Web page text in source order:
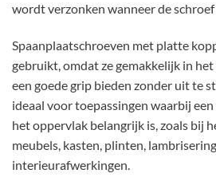
wordt verzonken wanneer de
Spaanplaatschroeven met platte
gebruikt, omdat ze gemakkelijk in
een goede grip bieden zonder uit te
ideaal voor toepassingen waarbij
het oppervlak belangrijk is, zoals bij
meubels, kasten, plinten,
interieurafwerkingen.